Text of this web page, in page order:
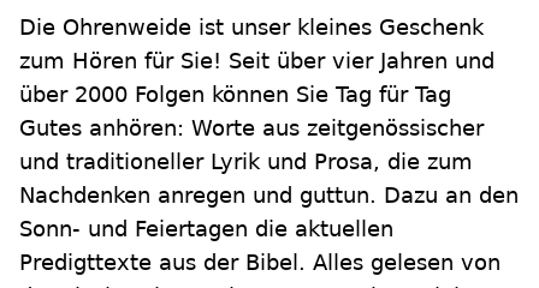
Die Ohrenweide ist unser kleines Geschenk
zum Hören für Sie! Seit über vier Jahren und
über 2000 Folgen können Sie Tag für Tag
Gutes anhören: Worte aus zeitgenössischer
und traditioneller Lyrik und Prosa, die zum
Nachdenken anregen und guttun. Dazu an den
Sonn- und Feiertagen die aktuellen
Predigttexte aus der Bibel. Alles gelesen von